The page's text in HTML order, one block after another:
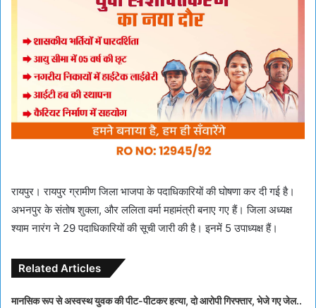
रायपुर। रायपुर ग्रामीण जिला भाजपा के पदाधिकारियों की घोषणा कर दी गई है।
अभनपुर के संतोष शुक्ला, और ललिता वर्मा महामंत्री बनाए गए हैं। जिला अध्यक्ष
श्याम नारंग ने 29 पदाधिकारियों की सूची जारी की है। इनमें 5 उपाध्यक्ष हैं।
Related Articles
मानसिक रूप से अस्वस्थ युवक की पीट-पीटकर हत्या, दो आरोपी गिरफ्तार, भेजे गए जेल..